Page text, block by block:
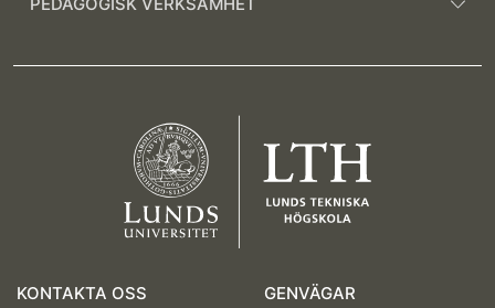
KONTAKTA OSS
GENVÄGAR